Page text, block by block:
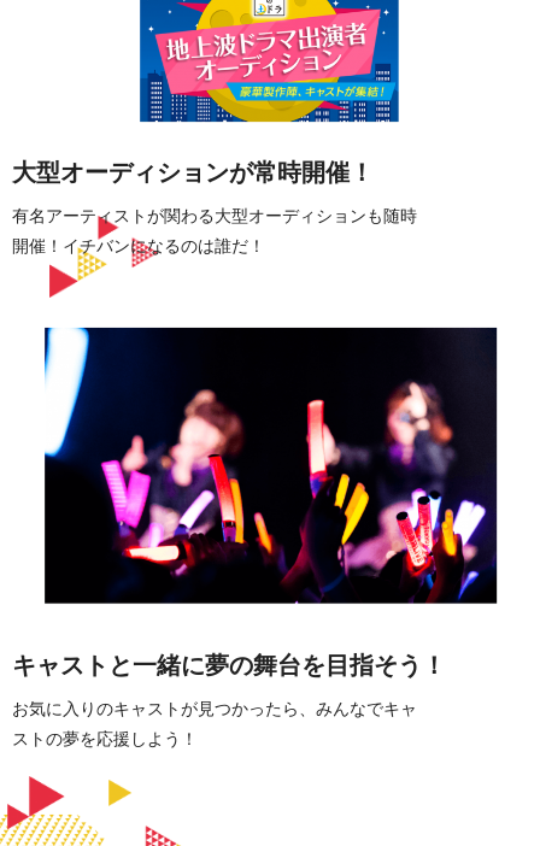
大型オーディションが常時開催！
有名アーティストが関わる大型オーディションも随時
開催！イチバンになるのは誰だ！
キャストと一緒に夢の舞台を目指そう！
お気に入りのキャストが見つかったら、みんなでキャ
ストの夢を応援しよう！